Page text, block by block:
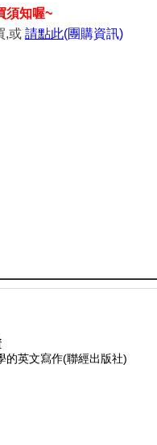
須知喔~
,或 請點此(團購資訊)
的英文寫作(聯經出版社)